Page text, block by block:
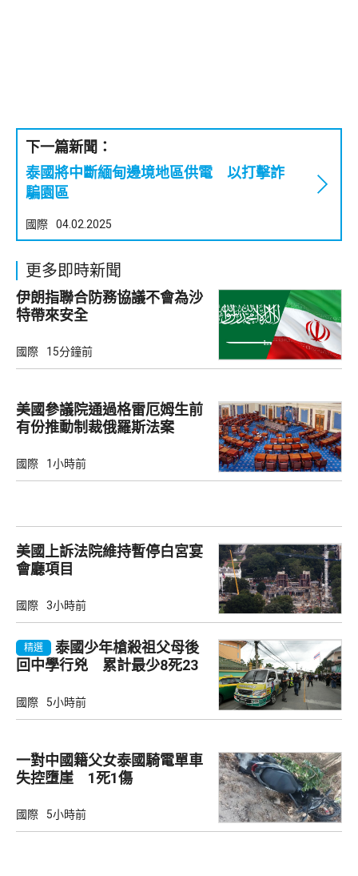
下一篇新聞：
泰國將中斷緬甸邊境地區供電 以打擊詐
騙園區
國際 04.02.2025
更多即時新聞
伊朗指聯合防務協議不會為沙
特帶來安全
國際 15分鐘前
美國參議院通過格雷厄姆生前
有份推動制裁俄羅斯法案
國際 1小時前
美國上訴法院維持暫停白宮宴
會廳項目
國際 3小時前
精選
泰國少年槍殺祖父母後
回中學行兇 累計最少8死23
國際 5小時前
一對中國籍父女泰國騎電單車
失控墮崖 1死1傷
國際 5小時前